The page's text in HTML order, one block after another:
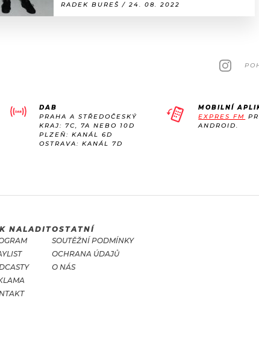
RADEK BUREŠ / 24. 08. 2022
DAB
PRAHA A STŘEDOČESKÝ
KRAJ: 7C, 7A NEBO 10D
PLZEŇ: KANÁL 6D
OSTRAVA: KANÁL 7D
MOBILNÍ
EXPRES FM
ANDROID.
NALADITOSTATNÍ
SOUTĚŽNÍ PODMÍNKY
OCHRANA ÚDAJŮ
O NÁS